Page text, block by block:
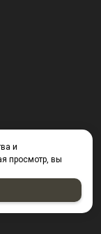
и
просмотр, вы